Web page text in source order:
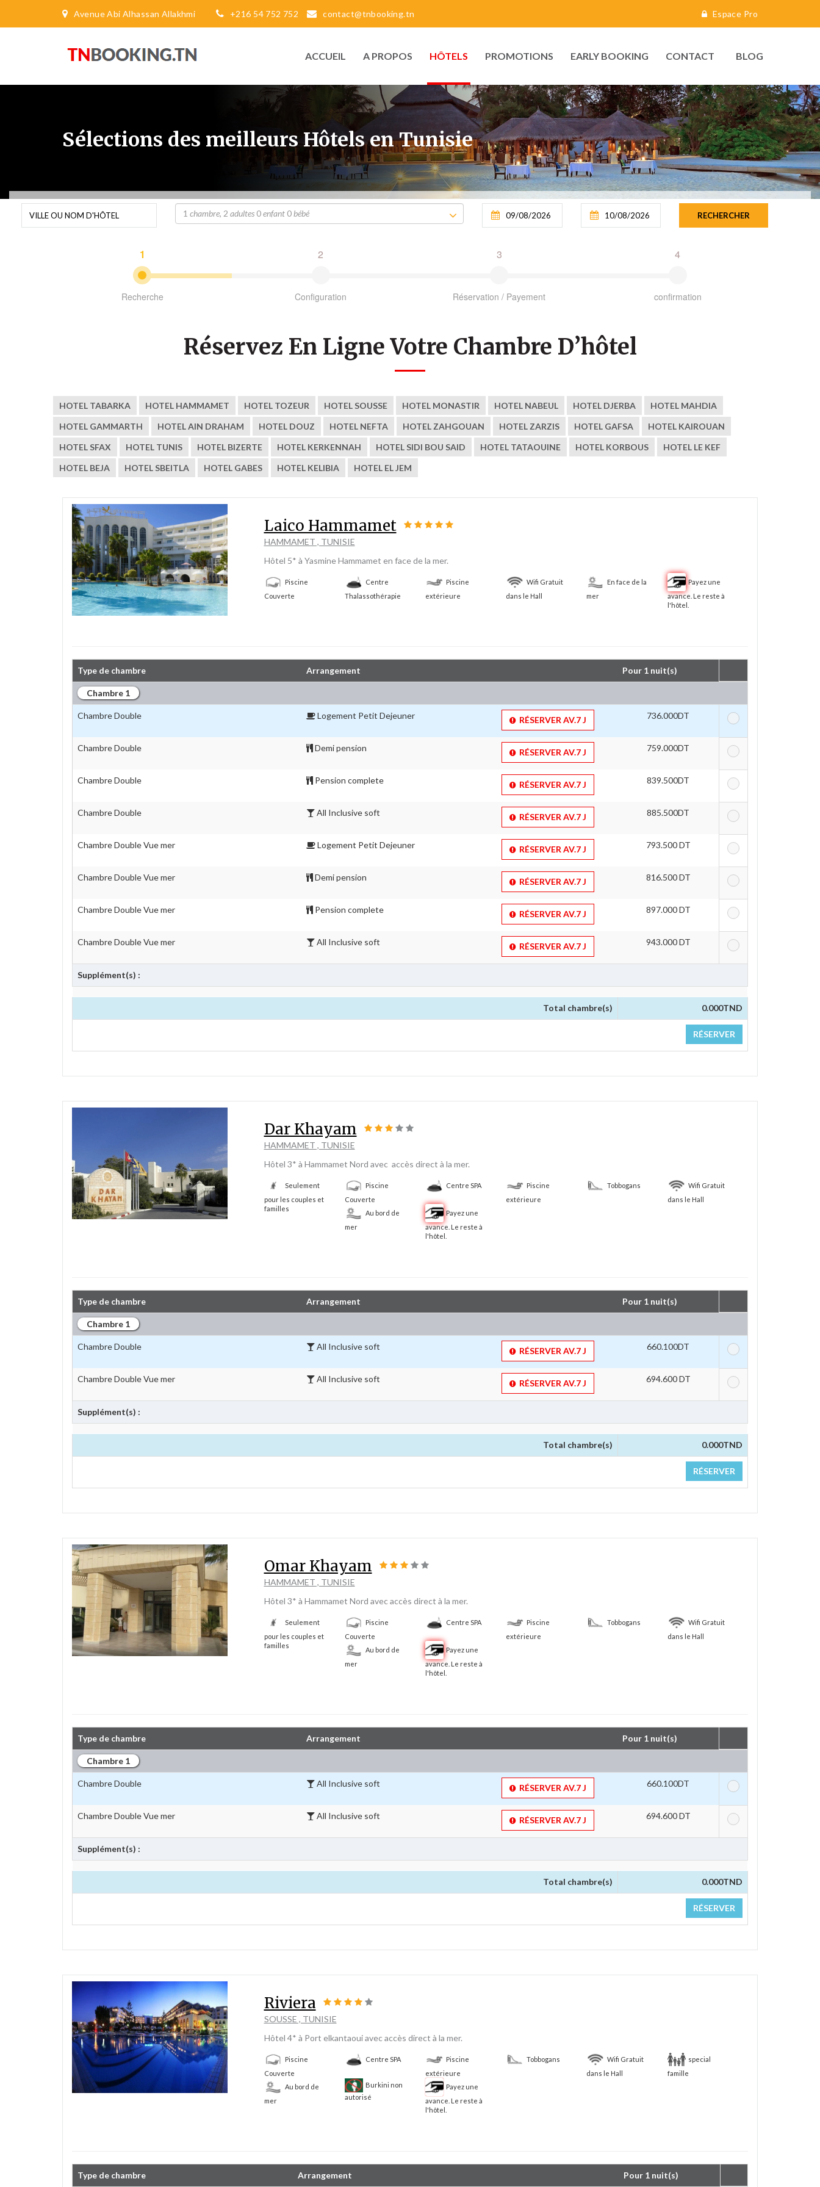
Avenue Abi Alhassan Allakhmi +216 54 752 752 contact@tnbooking.tn Espace Pro
ACCUEIL A PROPOS HÔTELS PROMOTIONS EARLY BOOKING CONTACT BLOG
Sélections des meilleurs Hôtels en Tunisie
1 chambre, 2 adultes 0enfant 0bébé
1
Recherche
2
Configuration
3
Réservation / Payement
4
confirmation
Réservez En Ligne Votre Chambre D’hôtel
HOTEL TABARKA HOTEL HAMMAMET HOTEL TOZEUR HOTEL SOUSSE HOTEL MONASTIR HOTEL NABEUL HOTEL DJERBA
HOTEL MAHDIA
HOTEL GAMMARTH
HOTEL AIN DRAHAM HOTEL DOUZ HOTEL NEFTA HOTEL ZAHGOUAN HOTEL ZARZIS HOTEL GAFSA
HOTEL KAIROUAN
HOTEL SFAX
HOTEL TUNIS HOTEL BIZERTE HOTEL KERKENNAH HOTEL SIDI BOU SAID HOTEL TATAOUINE HOTEL KORBOUS
HOTEL LE KEF
HOTEL BEJA
HOTEL SBEITLA HOTEL GABES HOTEL KELIBIA HOTEL EL JEM
Laico Hammamet
HAMMAMET , TUNISIE
Hôtel 5* à Yasmine Hammamet en face de la mer.
Piscine
Couverte
Centre
Thalassothérapie
Piscine
extérieure
Wifi Gratuit
dans le Hall
En face de la
mer
Payez une
avance. Le reste à
l'hôtel.
Type de chambre Arrangement Pour 1 nuit(s)
Chambre 1
Chambre Double Logement Petit Dejeuner RÉSERVER AV.7 J 736.000DT
Chambre Double Demi pension RÉSERVER AV.7 J 759.000DT
Chambre Double Pension complete RÉSERVER AV.7 J 839.500DT
Chambre Double All Inclusive soft RÉSERVER AV.7 J 885.500DT
Chambre Double Vue mer Logement Petit Dejeuner RÉSERVER AV.7 J 793.500 DT
Chambre Double Vue mer Demi pension RÉSERVER AV.7 J 816.500 DT
Chambre Double Vue mer Pension complete RÉSERVER AV.7 J 897.000 DT
Chambre Double Vue mer All Inclusive soft RÉSERVER AV.7 J 943.000 DT
Supplément(s) :
Total chambre(s) 0.000TND
RÉSERVER
Dar Khayam
HAMMAMET , TUNISIE
Hôtel 3* à Hammamet Nord avec accès direct à la mer.
Seulement
pour les couples et
familles
Piscine
Couverte
Centre SPA
Piscine
extérieure
Tobbogans
Wifi Gratuit
dans le Hall
Au bord de
mer
Payez une
avance. Le reste à
l'hôtel.
Type de chambre Arrangement Pour 1 nuit(s)
Chambre 1
Chambre Double All Inclusive soft RÉSERVER AV.7 J 660.100DT
Chambre Double Vue mer All Inclusive soft RÉSERVER AV.7 J 694.600 DT
Supplément(s) :
Total chambre(s) 0.000TND
RÉSERVER
Omar Khayam
HAMMAMET , TUNISIE
Hôtel 3* à Hammamet Nord avec accès direct à la mer.
Seulement
pour les couples et
familles
Piscine
Couverte
Centre SPA
Piscine
extérieure
Tobbogans
Wifi Gratuit
dans le Hall
Au bord de
mer
Payez une
avance. Le reste à
l'hôtel.
Type de chambre Arrangement Pour 1 nuit(s)
Chambre 1
Chambre Double All Inclusive soft RÉSERVER AV.7 J 660.100DT
Chambre Double Vue mer All Inclusive soft RÉSERVER AV.7 J 694.600 DT
Supplément(s) :
Total chambre(s) 0.000TND
RÉSERVER
Riviera
SOUSSE , TUNISIE
Hôtel 4* à Port elkantaoui avec accès direct à la mer.
Piscine
Couverte
Centre SPA
Piscine
extérieure
Tobbogans
Wifi Gratuit
dans le Hall
special
famille
Au bord de
mer
Burkini non
autorisé
Payez une
avance. Le reste à
l'hôtel.
Type de chambre Arrangement Pour 1 nuit(s)